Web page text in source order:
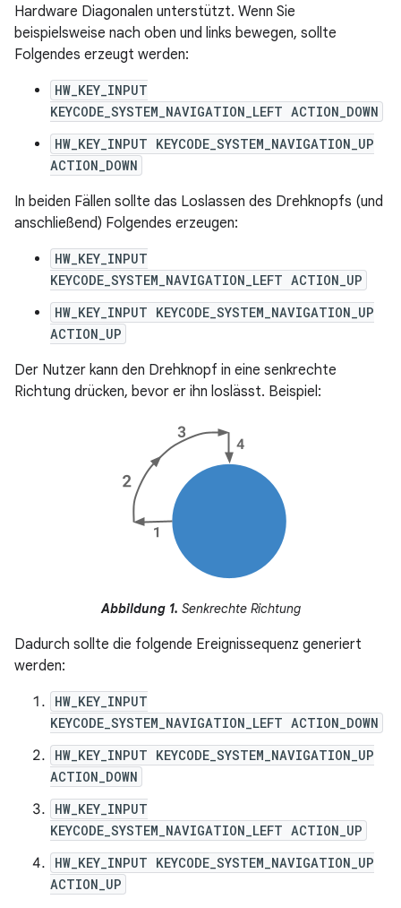
Hardware Diagonalen unterstützt. Wenn Sie
beispielsweise nach oben und links bewegen, sollte
Folgendes erzeugt werden:
HW_KEY_INPUT
KEYCODE_SYSTEM_NAVIGATION_LEFT ACTION_DOWN
HW_KEY_INPUT KEYCODE_SYSTEM_NAVIGATION_UP
ACTION_DOWN
In beiden Fällen sollte das Loslassen des Drehknopfs (und
anschließend) Folgendes erzeugen:
HW_KEY_INPUT
KEYCODE_SYSTEM_NAVIGATION_LEFT ACTION_UP
HW_KEY_INPUT KEYCODE_SYSTEM_NAVIGATION_UP
ACTION_UP
Der Nutzer kann den Drehknopf in eine senkrechte
Richtung drücken, bevor er ihn loslässt. Beispiel:
Abbildung 1. Senkrechte Richtung
Dadurch sollte die folgende Ereignissequenz generiert
werden:
HW_KEY_INPUT
KEYCODE_SYSTEM_NAVIGATION_LEFT ACTION_DOWN
HW_KEY_INPUT KEYCODE_SYSTEM_NAVIGATION_UP
ACTION_DOWN
HW_KEY_INPUT
KEYCODE_SYSTEM_NAVIGATION_LEFT ACTION_UP
HW_KEY_INPUT KEYCODE_SYSTEM_NAVIGATION_UP
ACTION_UP